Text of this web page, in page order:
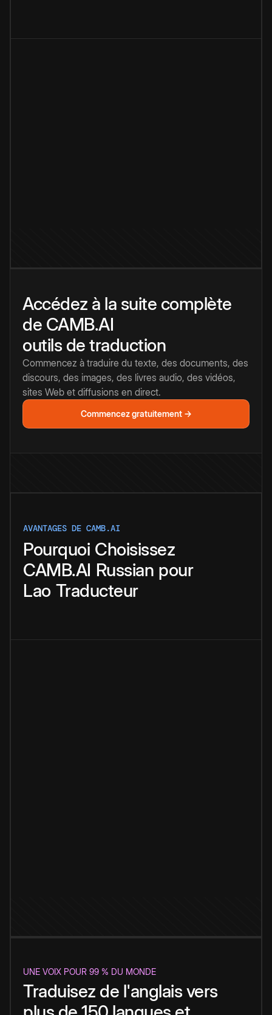
Accédez à la suite complète
de CAMB.AI
outils de traduction
Commencez à traduire du texte, des documents, des
discours, des images, des livres audio, des vidéos,
sites Web et diffusions en direct.
Commencez gratuitement →
AVANTAGES DE CAMB.AI
Pourquoi Choisissez
CAMB.AI Russian pour
Lao Traducteur
UNE VOIX POUR 99 % DU MONDE
Traduisez de l'anglais vers